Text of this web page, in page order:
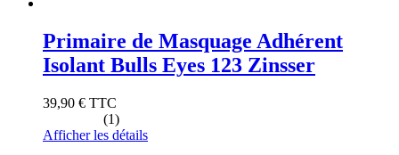
Primaire de Masquage Adhérent
Isolant Bulls Eyes 123 Zinsser
39,90 € TTC
(1)
Afficher les détails